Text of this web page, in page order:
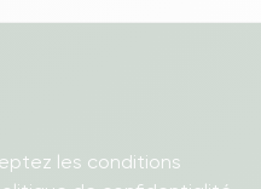
les conditions